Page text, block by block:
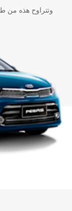
وتتراوح هذه من